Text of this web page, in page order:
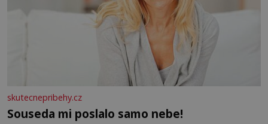
skutecnepribehy.cz
Souseda mi poslalo samo nebe!